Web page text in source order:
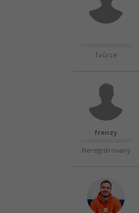
Tvůrce
frenzy
Neregistrovaný